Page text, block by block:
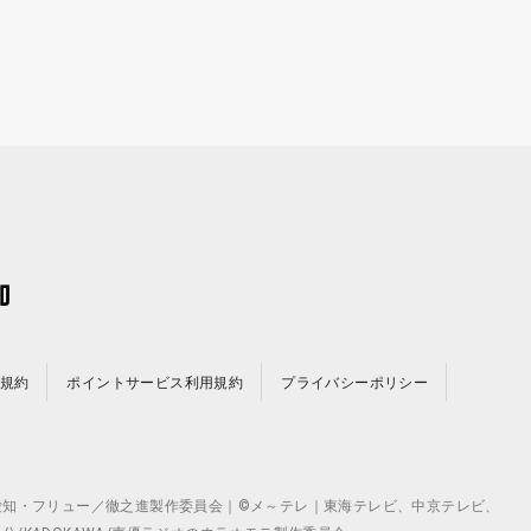
約 ポイントサービス利用規約 プライバシーポリシー
フリュー／徹之進製作委員会｜©メ～テレ｜東海テレビ、中京テレビ、